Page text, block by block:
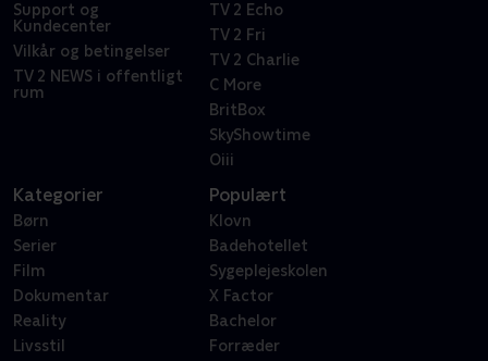
Support og
Kundecenter
Vilkår og betingelser
TV 2 NEWS i offentligt
rum
TV 2 Echo
TV 2 Fri
TV 2 Charlie
C More
BritBox
SkyShowtime
Oiii
Kategorier
Børn
Serier
Film
Dokumentar
Reality
Livsstil
Populært
Klovn
Badehotellet
Sygeplejeskolen
X Factor
Bachelor
Forræder